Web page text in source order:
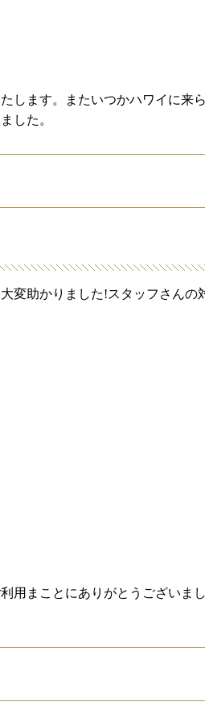
します。またいつかハワイに来
した。
変助かりました!スタッフさんの
用まことにありがとうございま